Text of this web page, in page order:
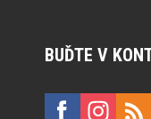
BUĎTE V